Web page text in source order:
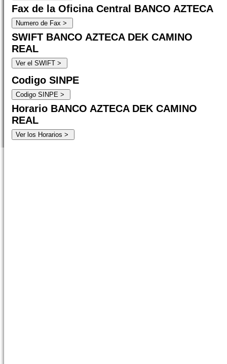
Fax de la Oficina Central BANCO AZTECA
SWIFT BANCO AZTECA DEK CAMINO
REAL
Codigo SINPE
Horario BANCO AZTECA DEK CAMINO
REAL